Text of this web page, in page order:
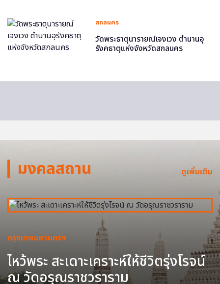
สกลนคร
วัดพระธาตุนารายณ์เจงเวง ตำนานอุ
รังคธาตุแห่งจังหวัดสกลนคร
มงคลสถาน ดูเพิ่มเติม
กรุงเทพมหานครฯ
ไหว้พระ สะเดาะเคราะห์ให้ชีวิตรุ่งโรจน์
ณ วัดอรุณราชวราราม